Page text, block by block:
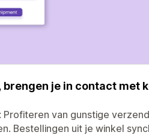
je in contact met
Profiteren van gunstige
Bestellingen uit je winkel